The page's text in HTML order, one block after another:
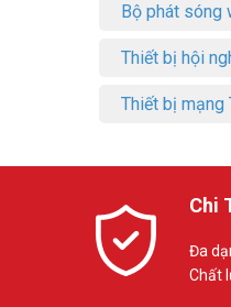
Bộ phát sóng
Thiết bị hội
Thiết bị mạng
Chi
Đa
Chất